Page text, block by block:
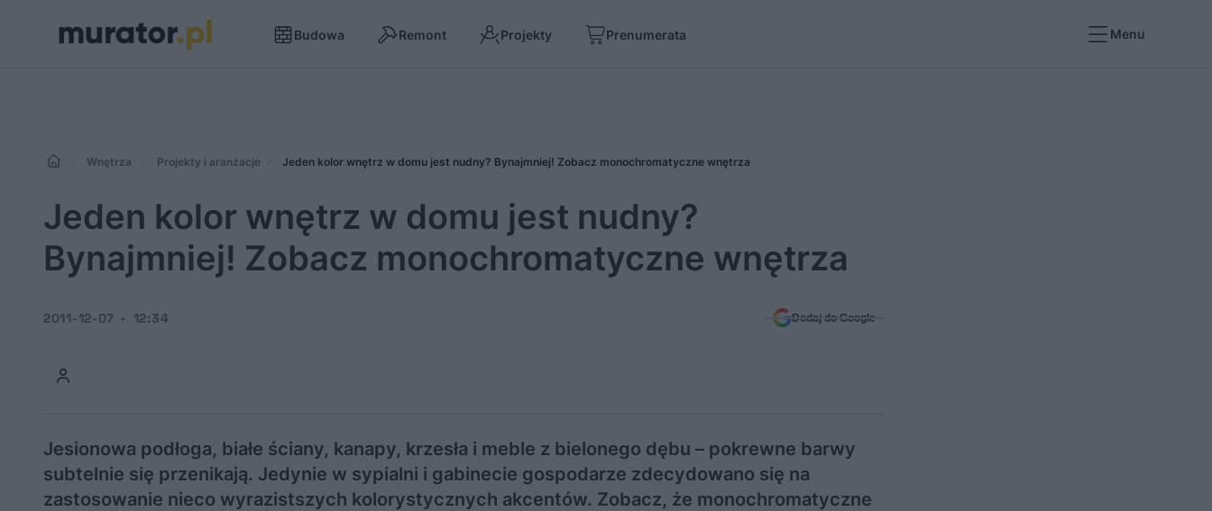
Budowa Remont Projekty Prenumerata Menu
Wnętrza Projekty i aranżacje Jeden kolor wnętrz w domu jest nudny? Bynajmniej! Zobacz monochromatyczne wnętrza
Jeden kolor wnętrz w domu jest nudny?
Bynajmniej! Zobacz monochromatyczne wnętrza
2011-12-07 12:34 Dodaj do Google
Jesionowa podłoga, białe ściany, kanapy, krzesła i meble z bielonego dębu – pokrewne barwy
subtelnie się przenikają. Jedynie w sypialni i gabinecie gospodarze zdecydowano się na
zastosowanie nieco wyrazistszych kolorystycznych akcentów. Zobacz, że monochromatyczne